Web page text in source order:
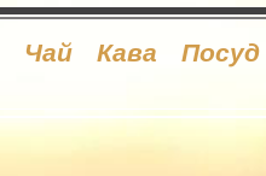
Чай Кава Посуд